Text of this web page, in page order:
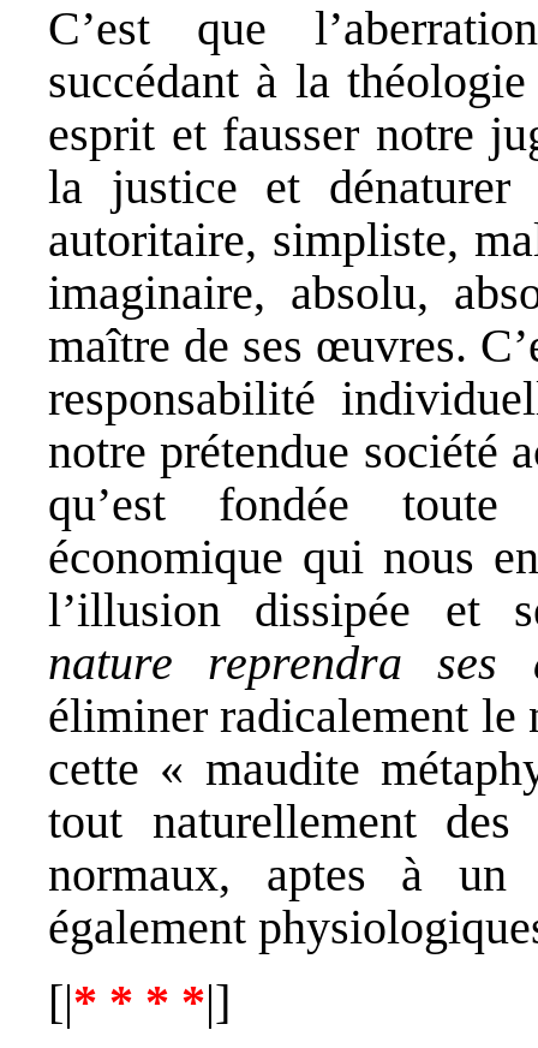
C’est que
succédant à la
esprit et fausser notre
la justice et
autoritaire, simpliste,
imaginaire, absolu,
maître de ses œuvres.
responsabilité
notre prétendue société
qu’est fondée toute
économique qui nous
l’illusion dissipée et
nature reprendra ses
éliminer radicalement le
cette « maudite
tout naturellement des
normaux, aptes à
également
[|* * * *|]